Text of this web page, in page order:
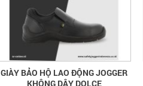
GIÀY BẢO HỘ LAO ĐỘNG JOGGER
KHÔNG DÂY DOLCE